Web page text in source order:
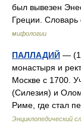
был вывезен
Греции.
мифологии
ПАЛЛАДИЙ —
монастыря и
Москве с 1700.
(Силезия) и
Риме, где стал
Энциклопедический